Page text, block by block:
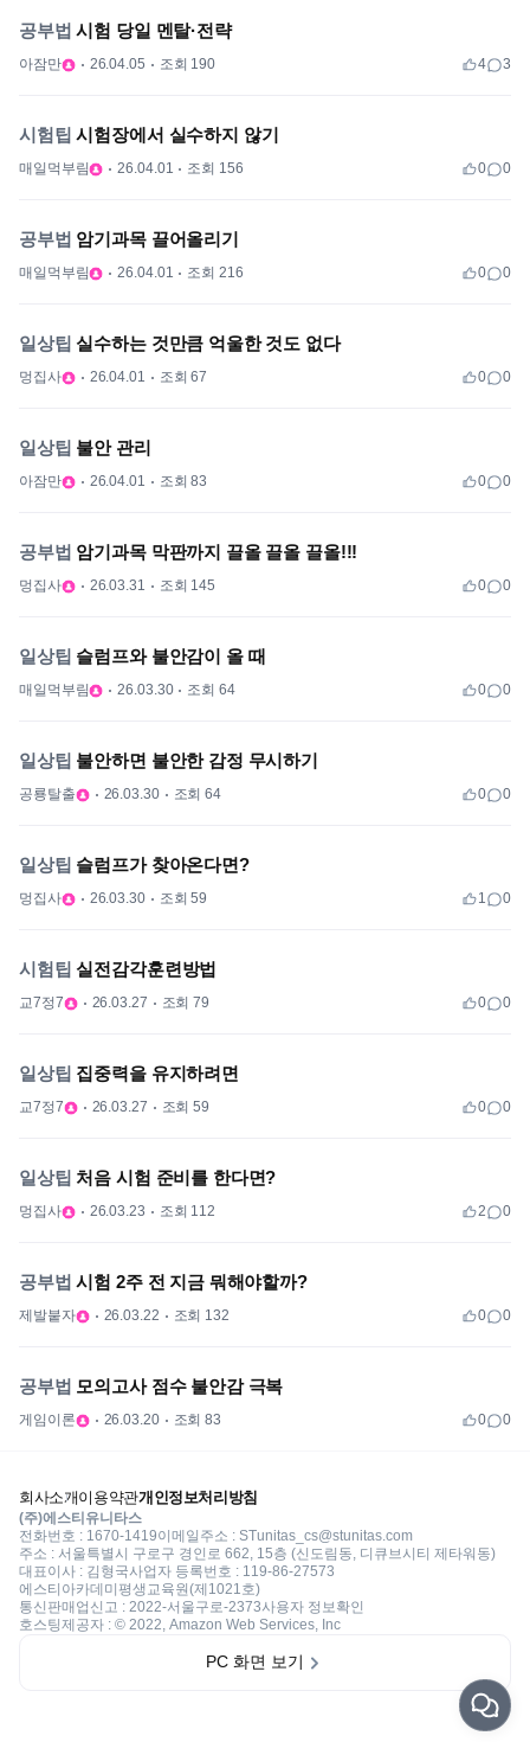
공부법 시험 당일 멘탈·전략
아잠만 26.04.05 조회 190 4 3
시험팁 시험장에서 실수하지 않기
매일먹부림 26.04.01 조회 156 0 0
공부법 암기과목 끌어올리기
매일먹부림 26.04.01 조회 216 0 0
일상팁 실수하는 것만큼 억울한 것도 없다
멍집사 26.04.01 조회 67 0 0
일상팁 불안 관리
아잠만 26.04.01 조회 83 0 0
공부법 암기과목 막판까지 끌올 끌올 끌올!!!
멍집사 26.03.31 조회 145 0 0
일상팁 슬럼프와 불안감이 올 때
매일먹부림 26.03.30 조회 64 0 0
일상팁 불안하면 불안한 감정 무시하기
공룡탈출 26.03.30 조회 64 0 0
일상팁 슬럼프가 찾아온다면?
멍집사 26.03.30 조회 59 1 0
시험팁 실전감각훈련방법
교7정7 26.03.27 조회 79 0 0
일상팁 집중력을 유지하려면
교7정7 26.03.27 조회 59 0 0
일상팁 처음 시험 준비를 한다면?
멍집사 26.03.23 조회 112 2 0
공부법 시험 2주 전 지금 뭐해야할까?
제발붙자 26.03.22 조회 132 0 0
공부법 모의고사 점수 불안감 극복
게임이론 26.03.20 조회 83 0 0
회사소개이용약관개인정보처리방침
(주)에스티유니타스
전화번호 : 1670-1419이메일주소 : STunitas_cs@stunitas.com
주소 : 서울특별시 구로구 경인로 662, 15층 (신도림동, 디큐브시티 제타워동)
대표이사 : 김형국사업자 등록번호 : 119-86-27573
에스티아카데미평생교육원(제1021호)
통신판매업신고 : 2022-서울구로-2373사용자 정보확인
호스팅제공자 : © 2022, Amazon Web Services, Inc
PC 화면 보기